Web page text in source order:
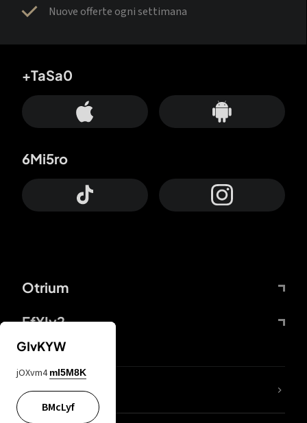
Nuove offerte ogni settimana
Otrium
FfYIy2
+TaSa0
6Mi5ro
Lj7sBL
GIvKYW
jOXvm4 mI5M8K
BMcLyf